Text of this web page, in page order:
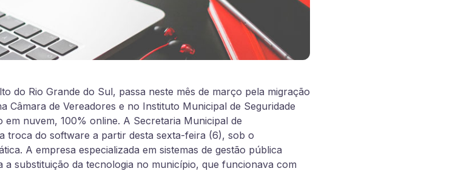
do Rio Grande do Sul, passa neste mês de março pela migração
Câmara de Vereadores e no Instituto Municipal de Seguridade
nuvem, 100% online. A Secretaria Municipal de
troca do software a partir desta sexta-feira (6), sob o
A empresa especializada em sistemas de gestão pública
substituição da tecnologia no município, que funcionava com